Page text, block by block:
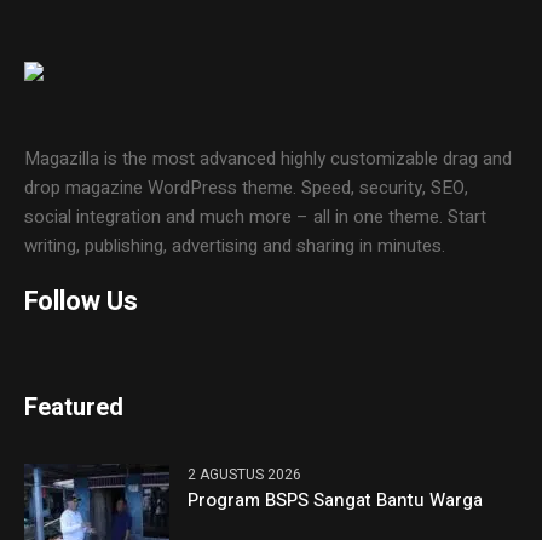
Magazilla is the most advanced highly customizable drag and
drop magazine WordPress theme. Speed, security, SEO,
social integration and much more – all in one theme. Start
writing, publishing, advertising and sharing in minutes.
Follow Us
Featured
2 AGUSTUS 2026
Program BSPS Sangat Bantu Warga